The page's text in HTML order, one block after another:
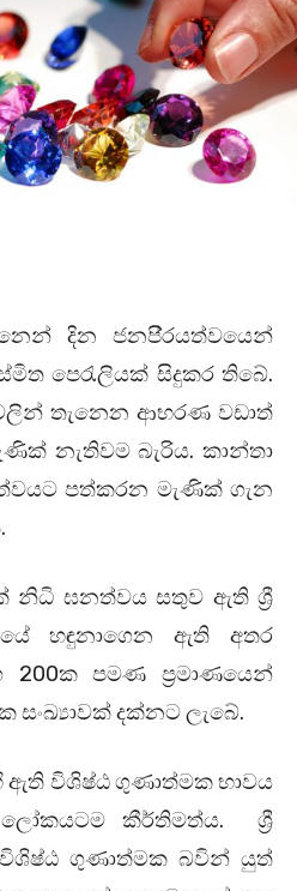
දින ජනපි‍්‍රයත්වයෙන්
පෙරැලියක් සිදුකර තිබේ.
තැනෙන ආභරණ වඩාත්
නැතිවම බැරිය. කාන්තා
පත්කරන මැණික් ගැන
නිධි ඝනත්වය සතුව ඇති ශ්‍රී
හඳුනාගෙන ඇති අතර
200ක පමණ ප්‍රමාණයෙන්
සංඛ්‍යාවක් දක්නට ලැබේ.
ඇති විශිෂ්ඨ ගුණාත්මක භාවය
කීර්තිමත්ය. ශ්‍රී
ගුණාත්මක බවින් යුත්